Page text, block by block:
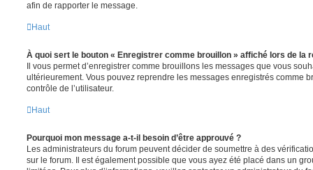
afin de rapporter le message.
Haut
À quoi sert le bouton « Enregistrer comme brouillon » affiché lors de la
Il vous permet d’enregistrer comme brouillons les messages que vous
ultérieurement. Vous pouvez reprendre les messages enregistrés comme
contrôle de l’utilisateur.
Haut
Pourquoi mon message a-t-il besoin d’être approuvé ?
Les administrateurs du forum peuvent décider de soumettre à des
sur le forum. Il est également possible que vous ayez été placé dans un